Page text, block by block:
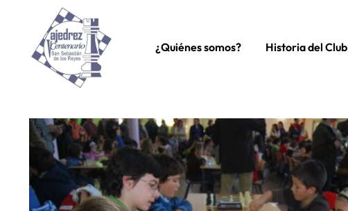
¿Quiénes somos? Historia del Club